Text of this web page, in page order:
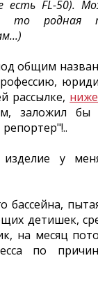
есть FL-50).
то родная
общим
рассылке, ниже
заложил бы
изделие у
детишек,
на месяц
по